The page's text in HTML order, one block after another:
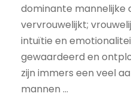
dominante mannelijke
vervrouwelijkt;
intuïtie en
gewaardeerd en
zijn immers een veel
mannen ...